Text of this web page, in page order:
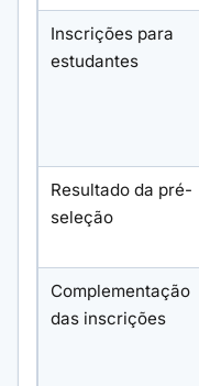
Inscrições para
estudantes
Resultado da pré-
seleção
Complementação
das inscrições